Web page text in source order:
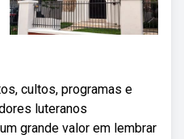
cultos, programas e
luteranos
grande valor em lembrar